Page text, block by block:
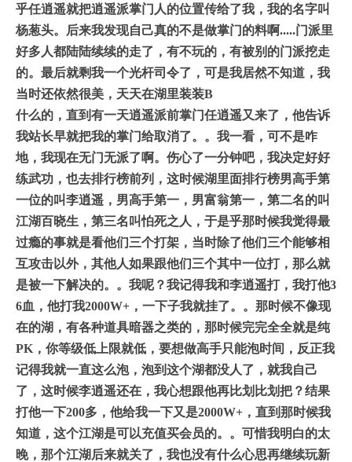
乎任逍遥就把逍遥派掌门人的位置传给了我，我的名字叫
杨葱头。后来我发现自己真的不是做掌门的料啊.....门派里
好多人都陆陆续续的走了，有不玩的，有被别的门派挖走
的。最后就剩我一个光杆司令了，可是我居然不知道，我
当时还依然很美，天天在湖里装装B
什么的，直到有一天逍遥派前掌门任逍遥又来了，他告诉
我站长早就把我的掌门给取消了。。我一看，可不是咋
地，我现在无门无派了啊。伤心了一分钟吧，我决定好好
练武功，也去排行榜前列，这时候湖里面排行榜男高手第
一位的叫李逍遥，男高手第一，男富翁第一，第二名的叫
江湖百晓生，第三名叫怕死之人，于是乎那时候我觉得最
过瘾的事就是看他们三个打架，当时除了他们三个能够相
互攻击以外，其他人如果跟他们三个其中一位打，那么就
是被一下解决的。。我呢？我记得我和李逍遥打，我打他3
6血，他打我2000W+，一下子我就挂了。。那时候不像现
在的湖，有各种道具暗器之类的，那时候完完全全就是纯
PK，你等级低上限就低，要想做高手只能泡时间，反正我
记得我就一直这么泡，泡到这个湖都没人了，就我自己
了，这时候李逍遥还在，我心想跟他再比划比划把？结果
打他一下200多，他给我一下又是2000W+，直到那时候我
知道，这个江湖是可以充值买会员的。。可惜我明白的太
晚，那个江湖后来就关了，我也没有什么心思再继续玩新